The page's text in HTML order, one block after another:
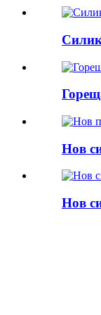
Нов
Нов